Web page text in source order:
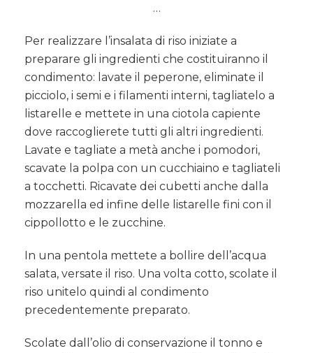
…
Per realizzare l’insalata di riso iniziate a
preparare gli ingredienti che costituiranno il
condimento: lavate il peperone, eliminate il
picciolo, i semi e i filamenti interni, tagliatelo a
listarelle e mettete in una ciotola capiente
dove raccoglierete tutti gli altri ingredienti.
Lavate e tagliate a metà anche i pomodori,
scavate la polpa con un cucchiaino e tagliateli
a tocchetti. Ricavate dei cubetti anche dalla
mozzarella ed infine delle listarelle fini con il
cippollotto e le zucchine.
In una pentola mettete a bollire dell’acqua
salata, versate il riso. Una volta cotto, scolate il
riso unitelo quindi al condimento
precedentemente preparato.
Scolate dall’olio di conservazione il tonno e